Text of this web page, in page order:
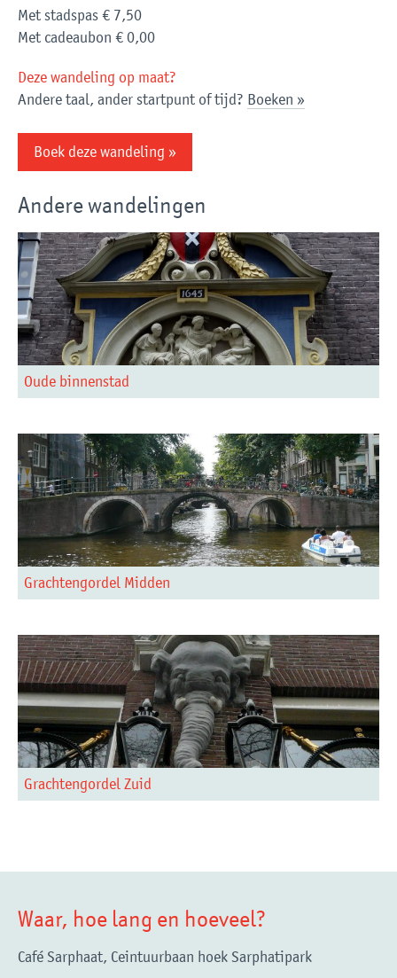
Met stadspas € 7,50
Met cadeaubon € 0,00
Deze wandeling op maat?
Andere taal, ander startpunt of tijd? Boeken »
Boek deze wandeling »
Andere wandelingen
Oude binnenstad
Grachtengordel Midden
Grachtengordel Zuid
Waar, hoe lang en hoeveel?
Café Sarphaat, Ceintuurbaan hoek Sarphatipark